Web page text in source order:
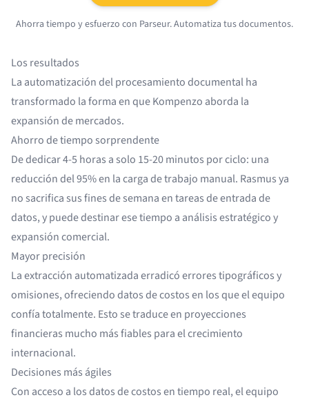
Ahorra tiempo y esfuerzo con Parseur. Automatiza tus documentos.
Los resultados
La automatización del procesamiento documental ha
transformado la forma en que Kompenzo aborda la
expansión de mercados.
Ahorro de tiempo sorprendente
De dedicar 4-5 horas a solo 15-20 minutos por ciclo: una
reducción del 95% en la carga de trabajo manual. Rasmus ya
no sacrifica sus fines de semana en tareas de entrada de
datos, y puede destinar ese tiempo a análisis estratégico y
expansión comercial.
Mayor precisión
La extracción automatizada erradicó errores tipográficos y
omisiones, ofreciendo datos de costos en los que el equipo
confía totalmente. Esto se traduce en proyecciones
financieras mucho más fiables para el crecimiento
internacional.
Decisiones más ágiles
Con acceso a los datos de costos en tiempo real, el equipo